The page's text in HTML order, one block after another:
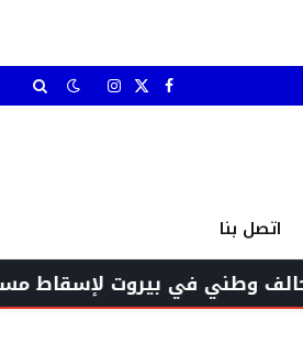
فيسبوك
X الانستغرام
اتصل بنا
في بيروت لإسقاط مسارات